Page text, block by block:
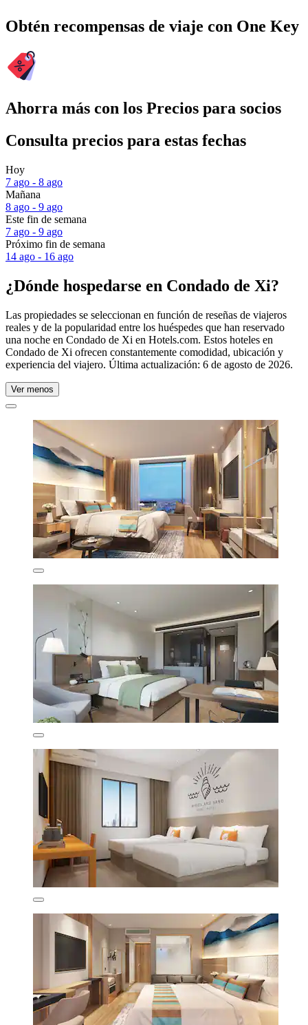
Obtén recompensas de viaje con One Key
Ahorra más con los Precios para socios
Consulta precios para estas fechas
Hoy
7 ago - 8 ago
Mañana
8 ago - 9 ago
Este fin de semana
7 ago - 9 ago
Próximo fin de semana
14 ago - 16 ago
¿Dónde hospedarse en Condado de Xi?
Las propiedades se seleccionan en función de reseñas de viajeros
reales y de la popularidad entre los huéspedes que han reservado
una noche en Condado de Xi en Hotels.com. Estos hoteles en
Condado de Xi ofrecen constantemente comodidad, ubicación y
experiencia del viajero. Última actualización: 6 de agosto de 2026.
Ver menos